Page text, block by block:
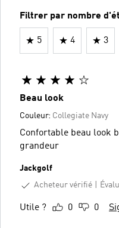
Filtrer par nombre
5 4 3
Beau look
Couleur: Collegiate Navy
Confortable beau look
grandeur
Jackgolf
Acheteur vérifié
Utile ? 0 0